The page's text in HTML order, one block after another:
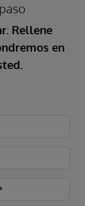
Rellene
en